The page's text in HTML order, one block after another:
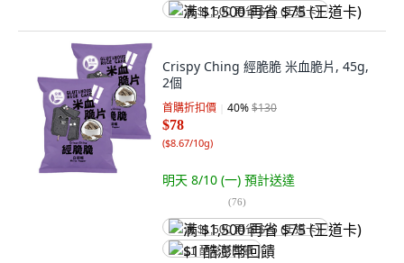
满 $1,500 再省 $75 (王道卡)
Crispy Ching 經脆脆 米血脆片, 45g,
2個
首購折扣價 40%$130
$78
($8.67/10g)
明天 8/10 (一) 預計送達
(76)
满 $1,500 再省 $75 (王道卡)
$1 酷澎幣回饋